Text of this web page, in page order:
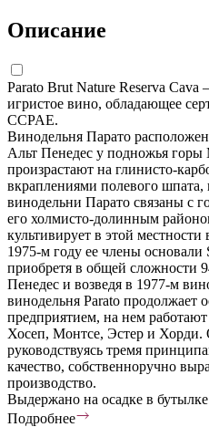
Описание
Parato Brut Nature Reserva Cava
игристое вино, обладающее
CCPAE.
Винодельня Парато
Альт Пенедес у подножья
произрастают на глинисто-
вкраплениями полевого шпата,
винодельни Парато связаны с
его холмисто-долинным
культивирует в этой
1975-м году ее члены основали
приобретя в общей сложности
Пенедес и возведя в 1977-м
винодельня Parato продолжает
предприятием, на нем работают
Хосеп, Монтсе, Эстер и Хорди.
руководствуясь тремя
качество, собственноручно
производство.
Выдержано на осадке в
Подробнее